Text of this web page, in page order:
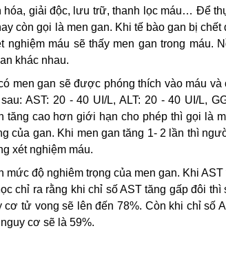
giải độc, lưu trữ, thanh lọc máu… Để
còn gọi là men gan. Khi tế bào gan bị chết
máu sẽ thấy men gan trong máu.
khác nhau.
men gan sẽ được phóng thích vào máu và
AST: 20 - 40 UI/L, ALT: 20 - 40 UI/L,
tăng cao hơn giới hạn cho phép thì gọi là
của gan. Khi men gan tăng 1- 2 lần thì
xét nghiệm máu.
độ nghiêm trọng của men gan. Khi AST
chỉ ra rằng khi chỉ số AST tăng gấp đôi thì
tử vong sẽ lên đến 78%. Còn khi chỉ số
cơ sẽ là 59%.